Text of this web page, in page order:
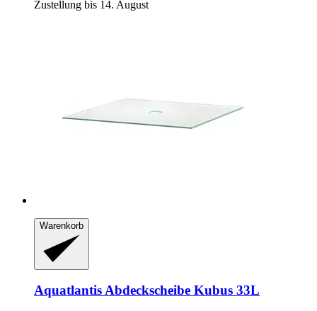
Zustellung bis 14. August
Warenkorb
AquatlantisAbdeckscheibe Kubus 33L